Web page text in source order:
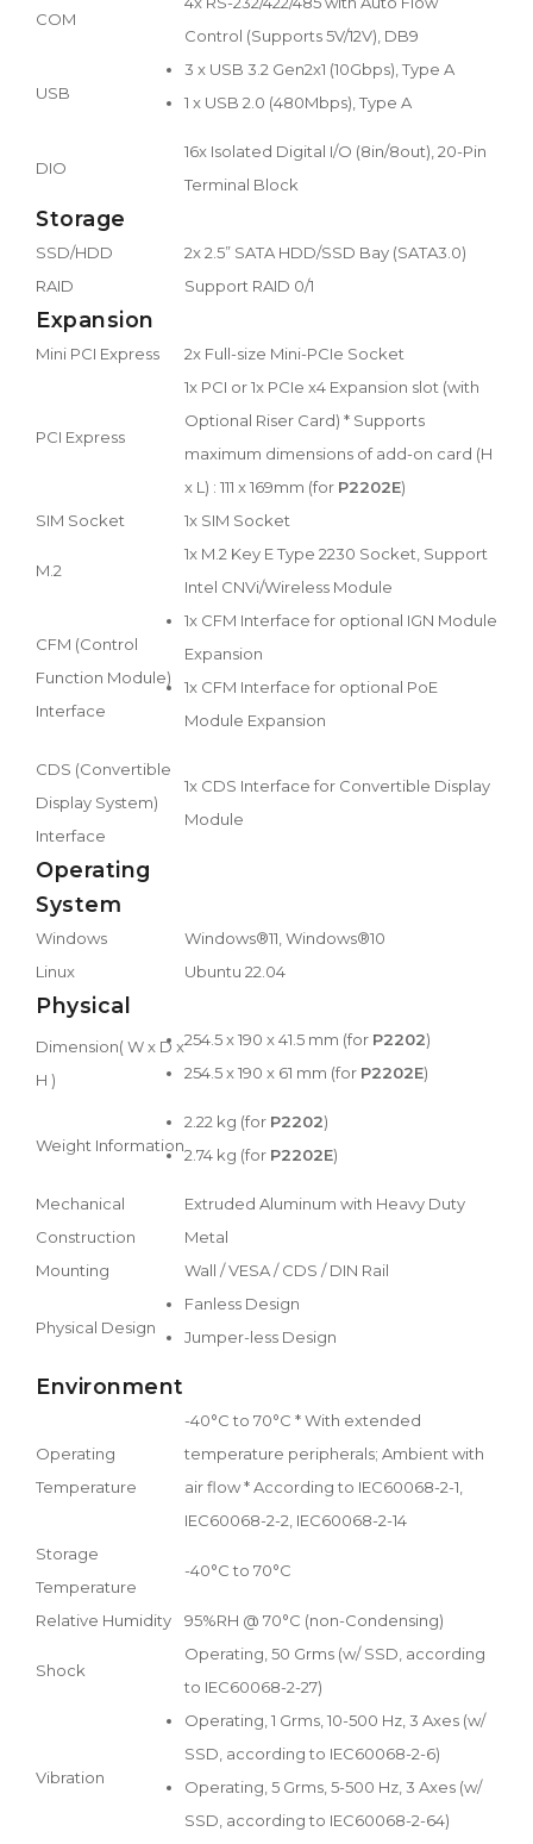
COM
Control (Supports 5V/12V), DB9
USB
3 x USB 3.2 Gen2x1 (10Gbps), Type A
1 x USB 2.0 (480Mbps), Type A
DIO
16x Isolated Digital I/O (8in/8out), 20-Pin
Terminal Block
Storage
SSD/HDD
2x 2.5” SATA HDD/SSD Bay (SATA3.0)
RAID
Support RAID 0/1
Expansion
Mini PCI Express 2x Full-size Mini-PCIe Socket
PCI Express
1x PCI or 1x PCIe x4 Expansion slot (with
Optional Riser Card) * Supports
maximum dimensions of add-on card (H
x L) : 111 x 169mm (for P2202E)
SIM Socket
1x SIM Socket
M.2
1x M.2 Key E Type 2230 Socket, Support
Intel CNVi/Wireless Module
CFM (Control
Function Module)
Interface
1x CFM Interface for optional IGN Module
Expansion
1x CFM Interface for optional PoE
Module Expansion
CDS (Convertible
Display System)
Interface
1x CDS Interface for Convertible Display
Module
Operating
System
Windows
Windows®11, Windows®10
Linux
Ubuntu 22.04
Physical
Dimension( W x D x
H )
254.5 x 190 x 41.5 mm (for P2202)
254.5 x 190 x 61 mm (for P2202E)
Weight Information
2.22 kg (for P2202)
2.74 kg (for P2202E)
Mechanical
Construction
Extruded Aluminum with Heavy Duty
Metal
Mounting
Wall / VESA / CDS / DIN Rail
Physical Design
Fanless Design
Jumper-less Design
Environment
Operating
Temperature
-40°C to 70°C * With extended
temperature peripherals; Ambient with
air flow * According to IEC60068-2-1,
IEC60068-2-2, IEC60068-2-14
Storage
Temperature
-40°C to 70°C
Relative Humidity 95%RH @ 70°C (non-Condensing)
Shock
Operating, 50 Grms (w/ SSD, according
to IEC60068-2-27)
Vibration
Operating, 1 Grms, 10-500 Hz, 3 Axes (w/
SSD, according to IEC60068-2-6)
Operating, 5 Grms, 5-500 Hz, 3 Axes (w/
SSD, according to IEC60068-2-64)